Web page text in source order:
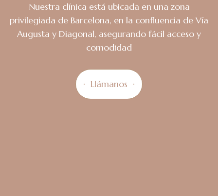
Nuestra clínica está ubicada en una zona
privilegiada de Barcelona, en la confluencia de Vía
Augusta y Diagonal, asegurando fácil acceso y
comodidad
Llámanos